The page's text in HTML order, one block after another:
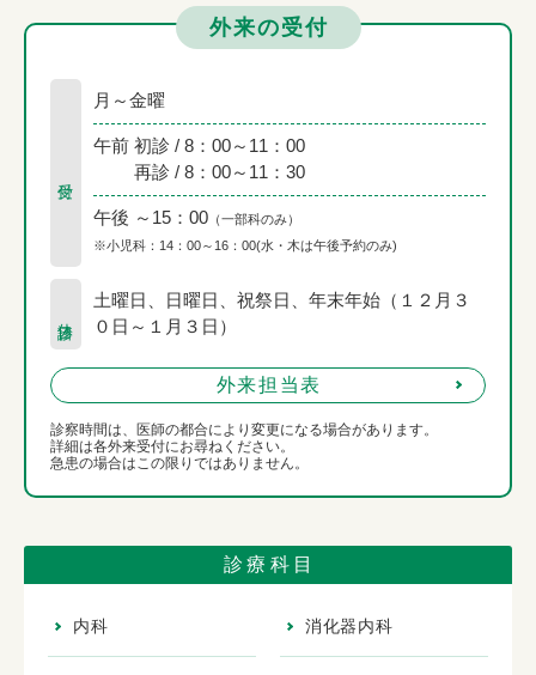
外来の受付
月～金曜
午前 初診 / 8：00～11：00
再診 / 8：00～11：30
午後 ～15：00 （一部科のみ）
※小児科：14：00～16：00(水・木は午後予約のみ)
土曜日、日曜日、祝祭日、年末年始（１２月３
０日～１月３日）
外来担当表
診察時間は、医師の都合により変更になる場合があります。
詳細は各外来受付にお尋ねください。
急患の場合はこの限りではありません。
診療科目
内科 消化器内科